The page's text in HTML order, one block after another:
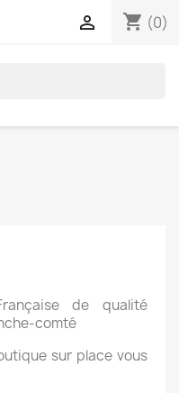
shopping_cart (0)

de qualité
comté
sur place vous